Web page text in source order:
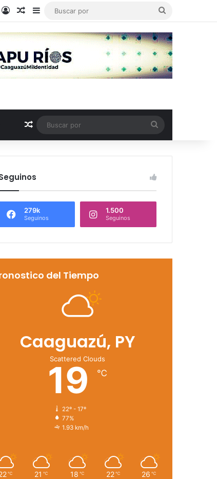
AccesoPublicación al azar
Barra lateral
Publicación al azar
por
279k
Seguinos
1.500
Seguinos
del Tiempo
Caaguazú, PY
Scattered Clouds
19 ℃
22º - 17º
77%
1.93 km/h
℃ 21 ℃ 18 ℃ 22 ℃ 26 ℃